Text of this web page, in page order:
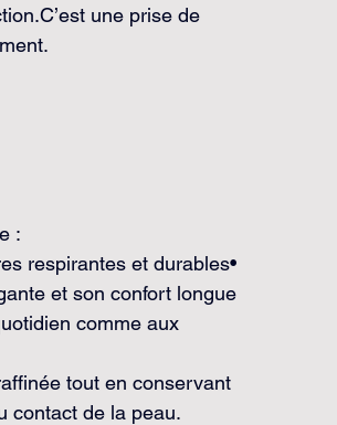
une prise de
:
respirantes et durables•
et son confort longue
comme aux
tout en conservant
contact de la peau.